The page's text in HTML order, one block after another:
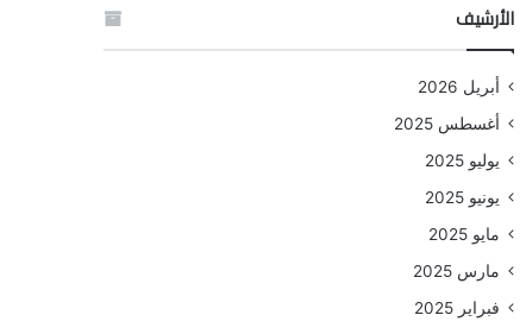
الأرشيف
أبريل 2026
أغسطس 2025
يوليو 2025
يونيو 2025
مايو 2025
مارس 2025
فبراير 2025